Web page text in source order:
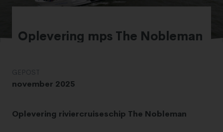
Oplevering mps The Nobleman
GEPOST
november 2025
Oplevering riviercruiseschip The Nobleman